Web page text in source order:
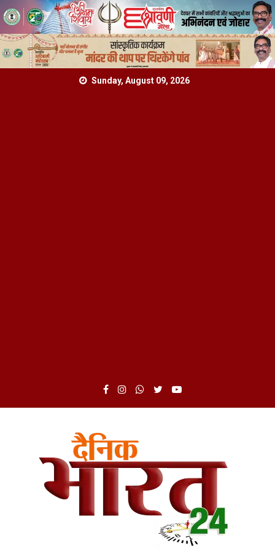
Sunday, August 09, 2026